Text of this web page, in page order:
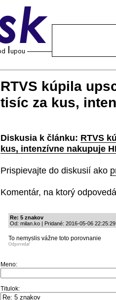
RTVS kúpila
tisíc za kus,
Diskusia k článku: RTVS
kus, intenzívne nakupuje
Prispievajte do diskusií ako
Komentár, na ktorý
Re: 5 znakov
Od: milan.ko | Pridané: 2016-05-06 22:25:29
To nemyslis vážne toto porovnanie
Odpovedať
Meno:
Titulok: